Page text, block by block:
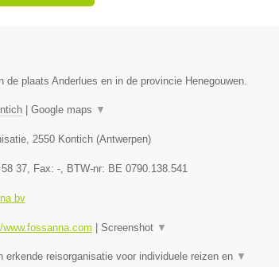
de plaats Anderlues en in de provincie Henegouwen.
| Google maps ▼
, 2550 Kontich(Antwerpen)
37, Fax: -, BTW-nr: BE 0790.138.541
bv
www.fossanna.com Screenshot ▼
erkende reisorganisatie voor individuele reizen en ▼